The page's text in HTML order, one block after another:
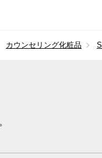
カウンセリング化粧品